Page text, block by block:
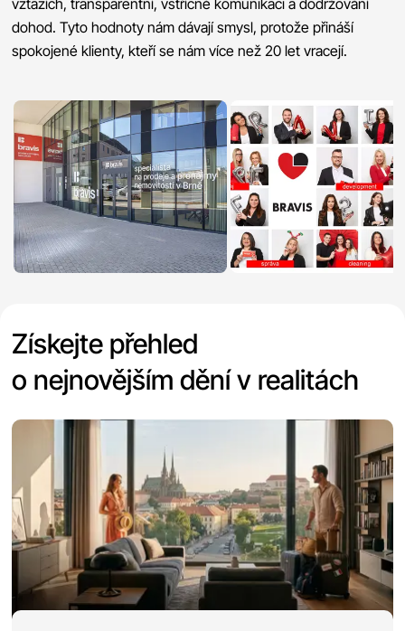
dohod. Tyto hodnoty nám dávají smysl, protože přináší
spokojené klienty, kteří se nám více než 20 let vracejí.
Získejte přehled
o nejnovějším dění v realitách